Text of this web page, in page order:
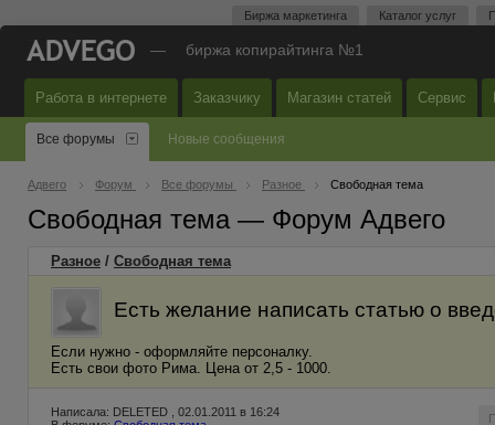
Биржа маркетинга Каталог услуг
— биржа копирайтинга №1
Работа в интернете Заказчику Магазин статей Сервис
Все форумы Новые сообщения
Адвего Форум Все форумы Разное Свободная тема
Свободная тема — Форум Адвего
Разное / Свободная тема
Есть желание написать статью о
Если нужно - оформляйте персоналку.
Есть свои фото Рима. Цена от 2,5 - 1000.
Написала: DELETED , 02.01.2011 в 16:24